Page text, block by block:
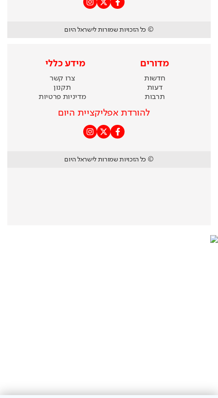
© כל הזכויות שמורות לישראל היום
מדורים
חדשות
דעות
תרבות
מידע כללי
צרו קשר
תקנון
מדיניות פרטיות
להורדת אפליקציית היום
© כל הזכויות שמורות לישראל היום